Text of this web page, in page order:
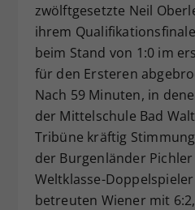
zwölftgesetzte Neil
ihrem
beim Stand von 1:0 im
für den Ersteren
Nach 59 Minuten, in
der Mittelschule Bad
Tribüne kräftig
der Burgenländer
Weltklasse-
betreuten Wiener mit